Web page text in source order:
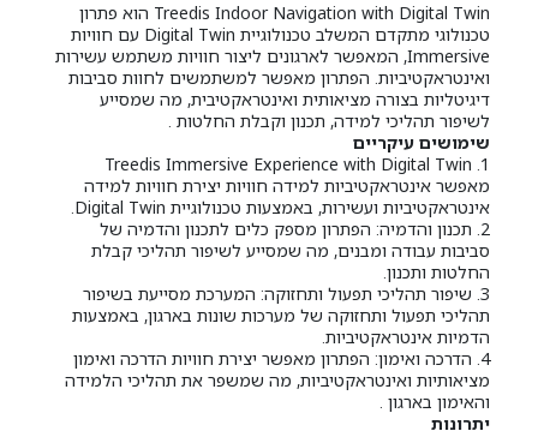
Treedis Indoor Navigation with Digital Twin הוא פתרון
טכנולוגי מתקדם המשלב טכנולוגיית Digital Twin עם חוויות
Immersive, המאפשר לארגונים ליצור חוויות משתמש עשירות
ואינטראקטיביות. הפתרון מאפשר למשתמשים לחוות סביבות
דיגיטליות בצורה מציאותית ואינטראקטיבית, מה שמסייע
לשיפור תהליכי למידה, תכנון וקבלת החלטות .
שימושים עיקריים
1. Treedis Immersive Experience with Digital Twin
מאפשר אינטראקטיביות למידה חוויות יצירת חוויות למידה
אינטראקטיביות ועשירות, באמצעות טכנולוגיית Digital Twin.
2. תכנון והדמיה: הפתרון מספק כלים לתכנון והדמיה של
סביבות עבודה ומבנים, מה שמסייע לשיפור תהליכי קבלת
החלטות ותכנון.
3. שיפור תהליכי תפעול ותחזוקה: המערכת מסייעת בשיפור
תהליכי תפעול ותחזוקה של מערכות שונות בארגון, באמצעות
הדמיות אינטראקטיביות.
4. הדרכה ואימון: הפתרון מאפשר יצירת חוויות הדרכה ואימון
מציאותיות ואינטראקטיביות, מה שמשפר את תהליכי הלמידה
והאימון בארגון .
יתרונות